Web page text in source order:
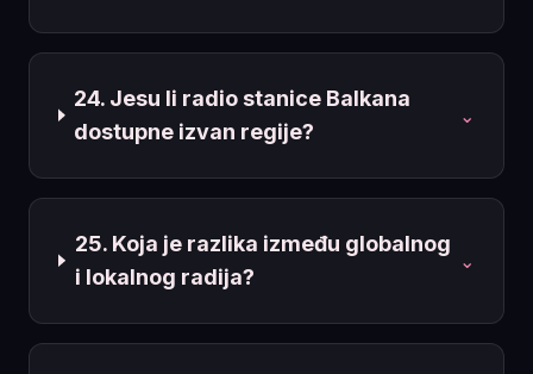
24. Jesu li radio stanice Balkana
dostupne izvan regije?
⌄
25. Koja je razlika između globalnog
i lokalnog radija?
⌄